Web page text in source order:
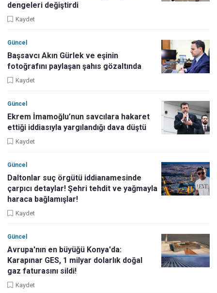
dengeleri değiştirdi
Kaydet
Güncel
Başsavcı Akın Gürlek ve eşinin
fotoğrafını paylaşan şahıs gözaltında
Kaydet
Güncel
Ekrem İmamoğlu’nun savcılara hakaret
ettiği iddiasıyla yargılandığı dava düştü
Kaydet
Güncel
Daltonlar suç örgütü iddianamesinde
çarpıcı detaylar! Şehri tehdit ve yağmayla
haraca bağlamışlar!
Kaydet
Güncel
Avrupa'nın en büyüğü Konya'da:
Karapınar GES, 1 milyar dolarlık doğal
gaz faturasını sildi!
Kaydet